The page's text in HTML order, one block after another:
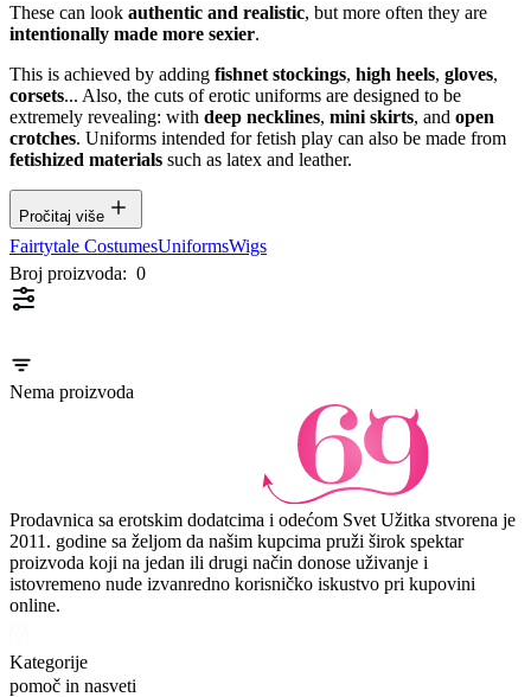
These can look authentic and realistic, but more often they are
intentionally made more sexier.
This is achieved by adding fishnet stockings, high heels, gloves,
corsets... Also, the cuts of erotic uniforms are designed to be
extremely revealing: with deep necklines, mini skirts, and open
crotches. Uniforms intended for fetish play can also be made from
fetishized materials such as latex and leather.
Pročitaj više
Fairtytale CostumesUniformsWigs
Broj proizvoda: 0
Nema proizvoda
Prodavnica sa erotskim dodatcima i odećom Svet Užitka stvorena je
2011. godine sa željom da našim kupcima pruži širok spektar
proizvoda koji na jedan ili drugi način donose uživanje i
istovremeno nude izvanredno korisničko iskustvo pri kupovini
online.
Kategorije
pomoč in nasveti